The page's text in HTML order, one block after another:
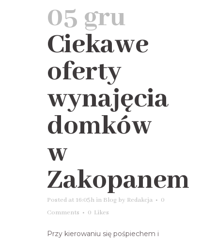
05 gru
Ciekawe
oferty
wynajęcia
domków
w
Zakopanem
Posted at 16:05h in Blog by Redakcja
0
Comments
0 Likes
Przy kierowaniu się pośpiechem i